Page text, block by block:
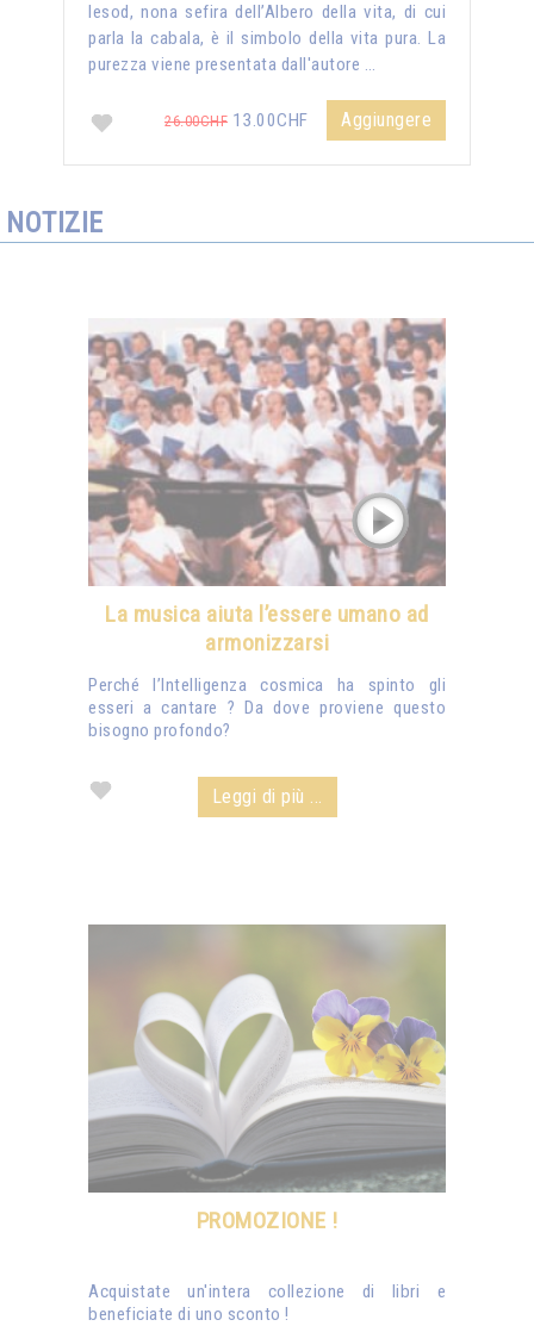
Iesod, nona sefira dell’Albero della vita, di cui
parla la cabala, è il simbolo della vita pura. La
purezza viene presentata dall'autore …
26.00CHF 13.00CHF Aggiungere
NOTIZIE
La musica aiuta l’essere umano ad
armonizzarsi
Perché l’Intelligenza cosmica ha spinto gli
esseri a cantare ? Da dove proviene questo
bisogno profondo?
Leggi di più ...
PROMOZIONE !
Acquistate un'intera collezione di libri e
beneficiate di uno sconto !